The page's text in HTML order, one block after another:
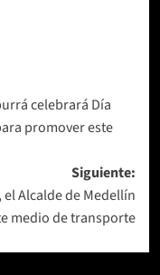
celebrará Día
promover este
Siguiente:
Alcalde de Medellín
medio de transporte